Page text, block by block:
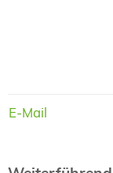
E-Mail
E-Mail